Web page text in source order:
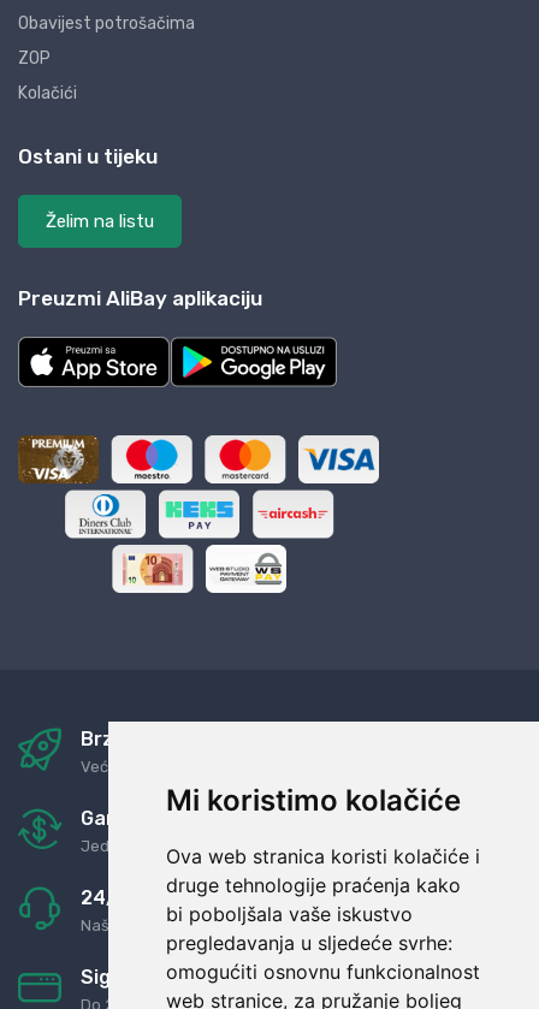
Mi koristimo kolačiće
Ova web stranica koristi kolačiće i
druge tehnologije praćenja kako
bi poboljšala vaše iskustvo
pregledavanja u sljedeće svrhe:
omogućiti osnovnu funkcionalnost
web stranice, za pružanje boljeg
Obavijest potrošačima
ZOP
Kolačići
Ostani u tijeku
Želim na listu
Preuzmi AliBay aplikaciju
Brza i sigurna dostava
Već za nekoliko dana kod vas
Garancija u povrat novaca
Jednostavno pravilo: Roba za novac
24/7 odlična podrška
Naši agenti uvijek na raspolaganju
Sigurno obročno plaćanje
Do 24 rata bez kamata